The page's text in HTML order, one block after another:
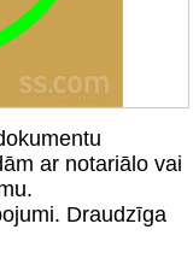
ar notariālo vai
Draudzīga